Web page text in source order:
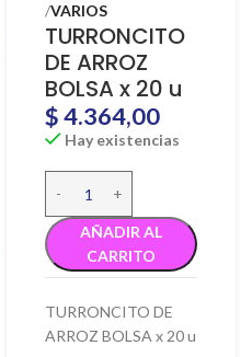
VARIOS
TURRONCITO
DE ARROZ
BOLSA x 20 u
$4.364,00
Hay existencias
AÑADIR AL
CARRITO
TURRONCITO DE
ARROZ BOLSA x 20 u